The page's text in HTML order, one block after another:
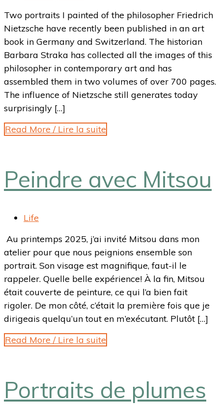
Two portraits I painted of the philosopher Friedrich
Nietzsche have recently been published in an art
book in Germany and Switzerland. The historian
Barbara Straka has collected all the images of this
philosopher in contemporary art and has
assembled them in two volumes of over 700 pages.
The influence of Nietzsche still generates today
surprisingly […]
Read More / Lire la suite
Peindre avec Mitsou
Life
Au printemps 2025, j’ai invité Mitsou dans mon
atelier pour que nous peignions ensemble son
portrait. Son visage est magnifique, faut-il le
rappeler. Quelle belle expérience! À la fin, Mitsou
était couverte de peinture, ce qui l’a bien fait
rigoler. De mon côté, c’était la première fois que je
dirigeais quelqu’un tout en m’exécutant. Plutôt […]
Read More / Lire la suite
Portraits de plumes